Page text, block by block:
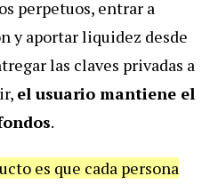
perpetuos, entrar a
y aportar liquidez desde
las claves privadas a
el usuario mantiene el
.
es que cada persona